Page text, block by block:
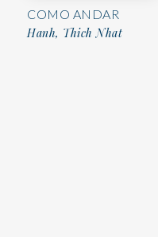
COMO ANDAR
Hanh, Thich Nhat